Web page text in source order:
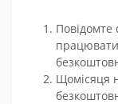
Повідомте
Щомісяця